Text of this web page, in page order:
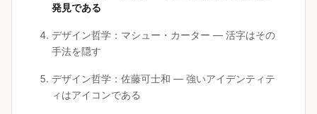
発見である
デザイン哲学：マシュー・カーター — 活字はその
手法を隠す
デザイン哲学：佐藤可士和 — 強いアイデンティテ
ィはアイコンである